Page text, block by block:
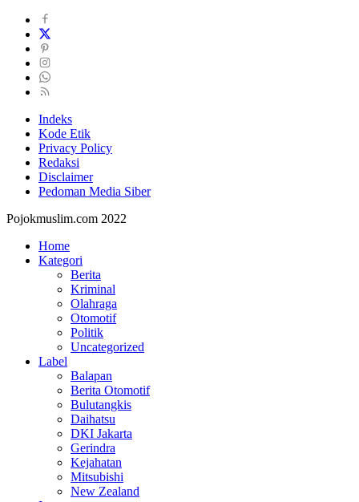
Indeks
Kode Etik
Privacy Policy
Redaksi
Disclaimer
Pedoman Media Siber
Pojokmuslim.com 2022
Home
Kategori
Berita
Kriminal
Olahraga
Otomotif
Politik
Uncategorized
Label
Balapan
Berita Otomotif
Bulutangkis
Daihatsu
DKI Jakarta
Gerindra
Kejahatan
Mitsubishi
New Zealand